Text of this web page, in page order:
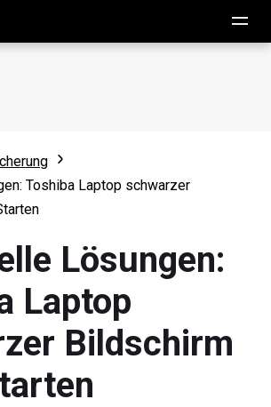
Toshiba Laptop schwarzer
Lösungen:
Laptop
Bildschirm